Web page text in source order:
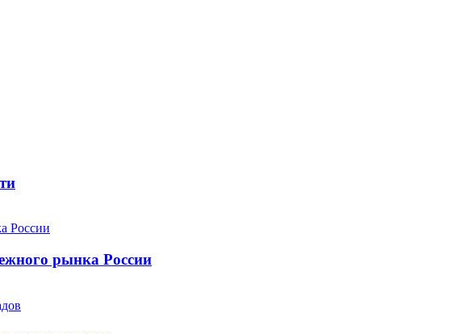
рынка России